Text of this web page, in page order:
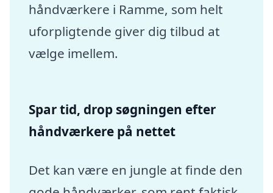
håndværkere i Ramme, som helt
uforpligtende giver dig tilbud at
vælge imellem.
Spar tid, drop søgningen efter
håndværkere på nettet
Det kan være en jungle at finde den